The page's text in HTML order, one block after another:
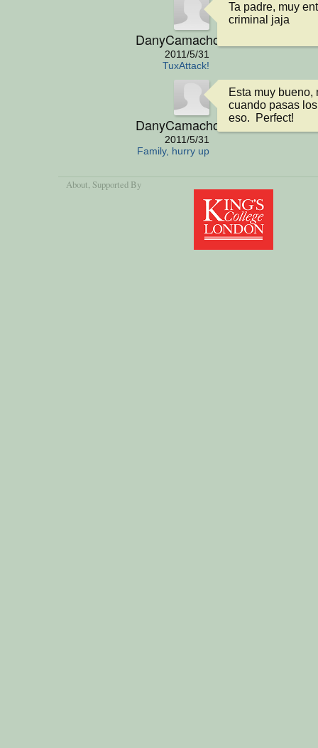
DanyCamacho
2011/5/31
TuxAttack!
Ta padre, muy
criminal jaja
DanyCamacho
2011/5/31
Family, hurry up
Esta muy bueno,
cuando pasas
eso.  Perfect!
About, Supported By